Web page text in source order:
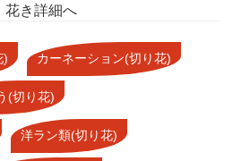
花き詳細へ
) カーネーション(切り花)
(切り花)
洋ラン類(切り花)